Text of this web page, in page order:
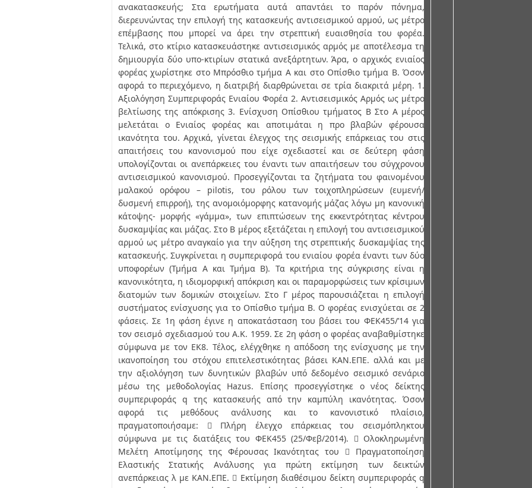
ανακατασκευής; Στα ερωτήματα αυτά απαντάει το παρόν πόνημα,
διερευνώντας την επιλογή της κατασκευής αντισεισμικού αρμού, ως μέτρο
επέμβασης που μπορεί να άρει την στρεπτική ευαισθησία του φορέα.
Τελικά, στο κτίριο κατασκευάστηκε αντισεισμικός αρμός με αποτέλεσμα τη
δημιουργία δύο υπο-κτιρίων στατικά ανεξάρτητων. Άρα, ο αρχικός ενιαίος
φορέας χωρίστηκε στο Μπρόσθιο τμήμα Α και στο Οπίσθιο τμήμα Β. Όσον
αφορά το περιεχόμενο, η διατριβή διαρθρώνεται σε τρία διακριτά μέρη. 1.
Αξιολόγηση Συμπεριφοράς Ενιαίου Φορέα 2. Αντισεισμικός Αρμός ως μέτρο
βελτίωσης της απόκρισης 3. Ενίσχυση Οπίσθιου τμήματος Β Στο Α μέρος
μελετάται ο Ενιαίος φορέας και αποτιμάται η προ βλαβών φέρουσα
ικανότητα του. Αρχικά, γίνεται έλεγχος της σεισμικής επάρκειας του στις
απαιτήσεις του κανονισμού που είχε σχεδιαστεί και σε δεύτερη φάση
υπολογίζονται οι ανεπάρκειες του έναντι των απαιτήσεων του σύγχρονου
αντισεισμικού κανονισμού. Προσεγγίζονται τα ζητήματα του φαινομένου
μαλακού ορόφου – pilotis, του ρόλου των τοιχοπληρώσεων (ευμενή/
δυσμενή επιρροή), της ανομοιόμορφης κατανομής μάζας λόγω μη κανονική
κάτοψης- μορφής «γάμμα», των επιπτώσεων της εκκεντρότητας κέντρου
δυσκαμψίας και μάζας. Στο Β μέρος εξετάζεται η επιλογή του αντισεισμικού
αρμού ως μέτρο αναγκαίο για την αύξηση της στρεπτικής δυσκαμψίας της
κατασκευής. Συγκρίνεται η συμπεριφορά του ενιαίου φορέα έναντι των δύο
υποφορέων (Τμήμα Α και Τμήμα Β). Τα κριτήρια της σύγκρισης είναι η
κανονικότητα, η ιδιομορφική απόκριση και οι παραμορφώσεις των κρίσιμων
διατομών των δομικών στοιχείων. Στο Γ μέρος παρουσιάζεται η επιλογή
συστήματος ενίσχυσης για το Οπίσθιο τμήμα Β. Ο φορέας ενισχύεται σε 2
φάσεις. Σε 1η φάση έγινε η αποκατάσταση του βάσει του ΦΕΚ455/’14 για
τον σεισμό σχεδιασμού του Α.Κ. 1959. Σε 2η φάση ο φορέας αναβαθμίστηκε
σύμφωνα με τον ΕΚ8. Τέλος, ελέγχθηκε η απόδοση της ενίσχυσης με την
ικανοποίηση του στόχου επιτελεστικότητας βάσει ΚΑΝ.ΕΠΕ. αλλά και με
την αξιολόγηση των δυνητικών βλαβών υπό δεδομένο σεισμικό σενάριο
μέσω της μεθοδολογίας Hazus. Επίσης προσεγγίστηκε ο νέος δείκτης
συμπεριφοράς q της κατασκευής από την καμπύλη ικανότητας. Όσον
αφορά τις μεθόδους ανάλυσης και το κανονιστικό πλαίσιο,
πραγματοποιήσαμε:  Πλήρη έλεγχο επάρκειας του σεισμόπληκτου
σύμφωνα με τις διατάξεις του ΦΕΚ455 (25/Φεβ/2014).  Ολοκληρωμένη
Μελέτη Αποτίμησης της Φέρουσας Ικανότητας του  Πραγματοποίηση
Ελαστικής Στατικής Ανάλυσης για πρώτη εκτίμηση των δεικτών
ανεπάρκειας λ με ΚΑΝ.ΕΠΕ.  Εκτίμηση διαθέσιμου δείκτη συμπεριφοράς q